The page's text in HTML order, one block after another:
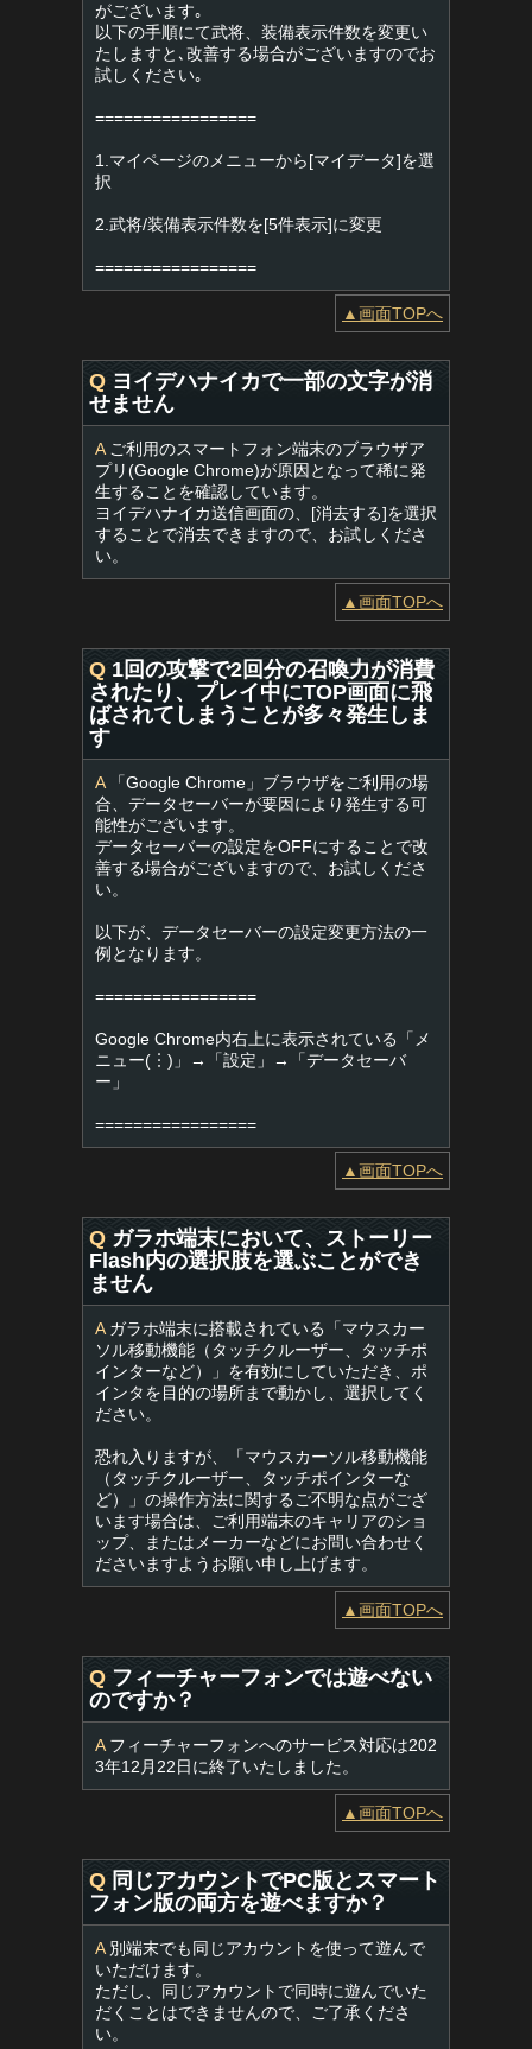
がございます｡
以下の手順にて武将、装備表示件数を変更い
たしますと､改善する場合がございますのでお
試しください｡
=================
1.マイページのメニューから[マイデータ]を選
択
2.武将/装備表示件数を[5件表示]に変更
=================
▲画面TOPへ
Q ヨイデハナイカで一部の文字が消
せません
Aご利用のスマートフォン端末のブラウザア
プリ(Google Chrome)が原因となって稀に発
生することを確認しています。
ヨイデハナイカ送信画面の、[消去する]を選択
することで消去できますので、お試しくださ
い。
▲画面TOPへ
Q 1回の攻撃で2回分の召喚力が消費
されたり、プレイ中にTOP画面に飛
ばされてしまうことが多々発生しま
す
A「Google Chrome」ブラウザをご利用の場
合、データセーバーが要因により発生する可
能性がございます。
データセーバーの設定をOFFにすることで改
善する場合がございますので、お試しくださ
い。
以下が、データセーバーの設定変更方法の一
例となります。
=================
Google Chrome内右上に表示されている「メ
ニュー(︙)」→「設定」→「データセーバ
ー」
=================
▲画面TOPへ
Q ガラホ端末において、ストーリー
Flash内の選択肢を選ぶことができ
ません
Aガラホ端末に搭載されている「マウスカー
ソル移動機能（タッチクルーザー、タッチポ
インターなど）」を有効にしていただき、ポ
インタを目的の場所まで動かし、選択してく
ださい。
恐れ入りますが、「マウスカーソル移動機能
（タッチクルーザー、タッチポインターな
ど）」の操作方法に関するご不明な点がござ
います場合は、ご利用端末のキャリアのショ
ップ、またはメーカーなどにお問い合わせく
ださいますようお願い申し上げます。
▲画面TOPへ
Q フィーチャーフォンでは遊べない
のですか？
Aフィーチャーフォンへのサービス対応は202
3年12月22日に終了いたしました。
▲画面TOPへ
Q 同じアカウントでPC版とスマート
フォン版の両方を遊べますか？
A別端末でも同じアカウントを使って遊んで
いただけます。
ただし、同じアカウントで同時に遊んでいた
だくことはできませんので、ご了承くださ
い。